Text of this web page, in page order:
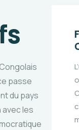
passe
du pays
les